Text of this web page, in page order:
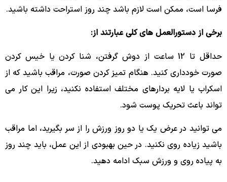
فرسا است، ممکن است لازم باشد چند روز استراحت داشته باشید.
برخی از دستورالعمل های کلی عبارتند از:
حداقل تا 12 ساعت از دوش گرفتن، شنا کردن یا خیس کردن
صورت خودداری کنید. هنگام تمیز کردن صورت، مراقب باشید که از
اسکراب یا لایه بردارهای مختلف استفاده نکنید، زیرا این کار می
تواند باعث تحریک پوست شود.
می توانید در عرض یک یا دو روز ورزش را از سر بگیرید، اما مراقب
باشید زیاده روی نکنید. در حین بهبودی از این عمل، باید چند روز
به پیاده روی و ورزش سبک ادامه دهید.